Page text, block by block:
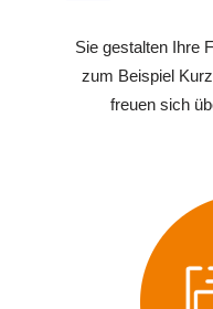
Sie gestalten Ihre
zum Beispiel
freuen sich